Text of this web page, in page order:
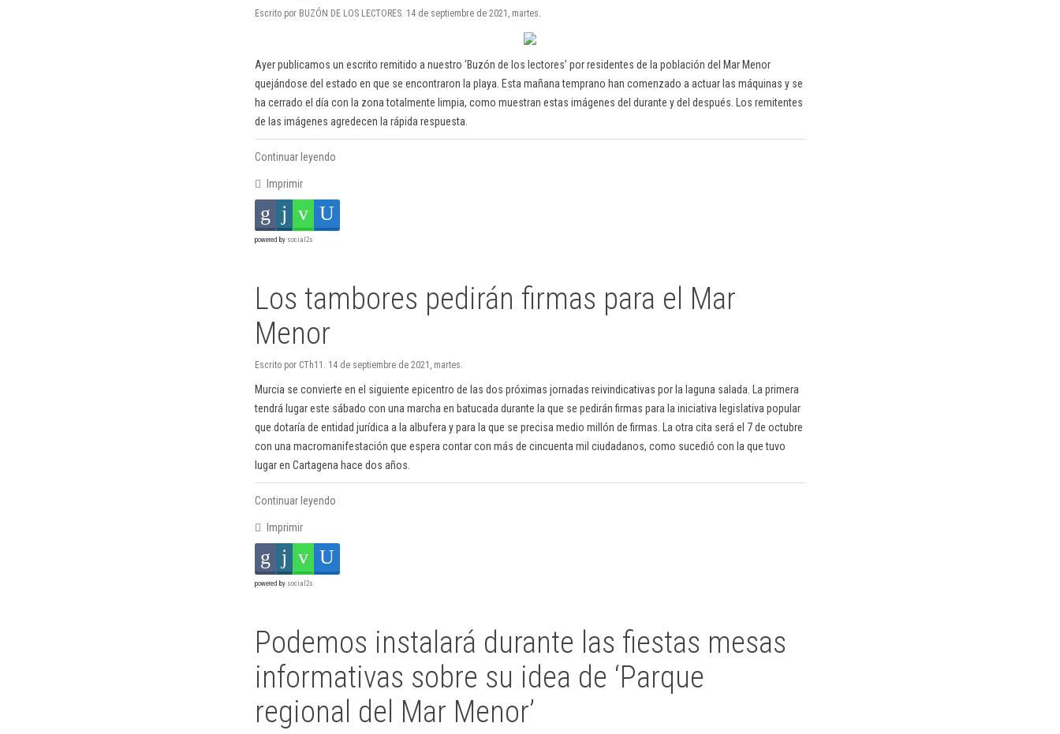
Escrito por BUZÓN DE LOS LECTORES. 14 de septiembre de 2021, martes.
Ayer publicamos un escrito remitido a nuestro ‘Buzón de los lectores’ por residentes de la población del Mar Menor
quejándose del estado en que se encontraron la playa. Esta mañana temprano han comenzado a actuar las máquinas y se
ha cerrado el día con la zona totalmente limpia, como muestran estas imágenes del durante y del después. Los remitentes
de las imágenes agredecen la rápida respuesta.
Continuar leyendo
Imprimir
powered by social2s
Los tambores pedirán firmas para el Mar
Menor
Escrito por CTh11. 14 de septiembre de 2021, martes.
Murcia se convierte en el siguiente epicentro de las dos próximas jornadas reivindicativas por la laguna salada. La primera
tendrá lugar este sábado con una marcha en batucada durante la que se pedirán firmas para la iniciativa legislativa popular
que dotaría de entidad jurídica a la albufera y para la que se precisa medio millón de firmas. La otra cita será el 7 de octubre
con una macromanifestación que espera contar con más de cincuenta mil ciudadanos, como sucedió con la que tuvo
lugar en Cartagena hace dos años.
Continuar leyendo
Imprimir
powered by social2s
Podemos instalará durante las fiestas mesas
informativas sobre su idea de ‘Parque
regional del Mar Menor’